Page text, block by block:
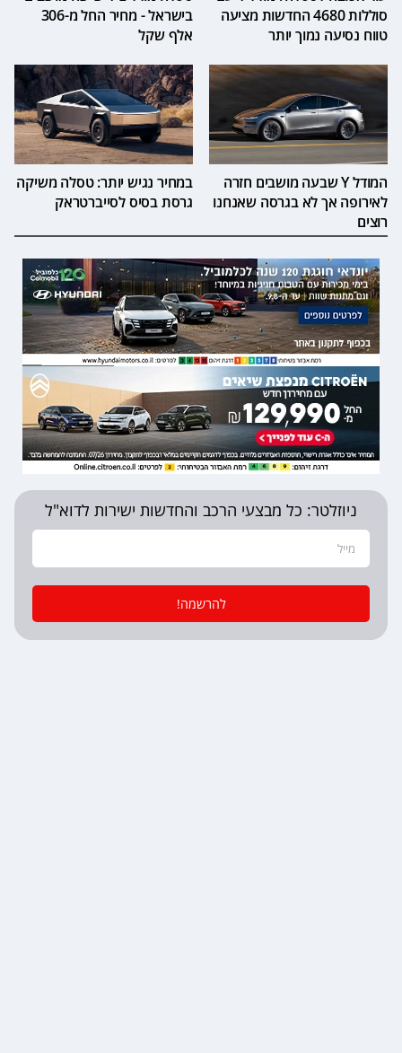
סוללות 4680 החדשות מציעה
טווח נסיעה נמוך יותר
בישראל - מחיר החל מ-306
אלף שקל
המודל Y שבעה מושבים חזרה
לאירופה אך לא בגרסה שאנחנו
רוצים
במחיר נגיש יותר: טסלה משיקה
גרסת בסיס לסייברטראק
ניוזלטר: כל מבצעי הרכב והחדשות ישירות לדוא"ל
להרשמה!